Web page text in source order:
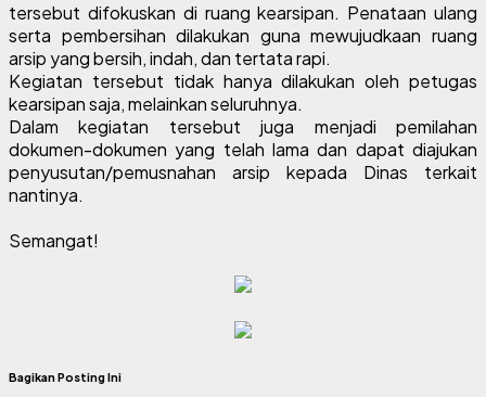
tersebut difokuskan di ruang kearsipan. Penataan ulang
serta pembersihan dilakukan guna mewujudkaan ruang
arsip yang bersih, indah, dan tertata rapi.
Kegiatan tersebut tidak hanya dilakukan oleh petugas
kearsipan saja, melainkan seluruhnya.
Dalam kegiatan tersebut juga menjadi pemilahan
dokumen-dokumen yang telah lama dan dapat diajukan
penyusutan/pemusnahan arsip kepada Dinas terkait
nantinya.
Semangat!
Bagikan Posting Ini